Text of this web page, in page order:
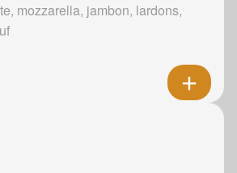
mozzarella, jambon, lardons,